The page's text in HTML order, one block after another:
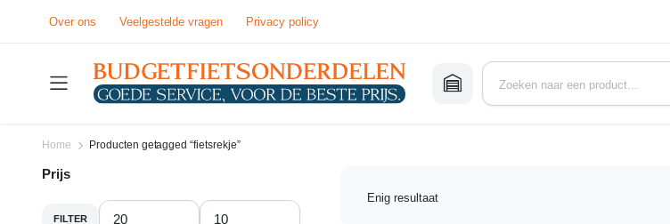
Over ons Veelgestelde vragen Privacy policy
Home Producten getagged “fietsrekje”
Enig resultaat
Prijs
FILTER